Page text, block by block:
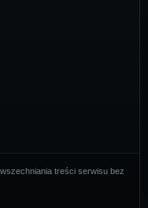
treści serwisu bez